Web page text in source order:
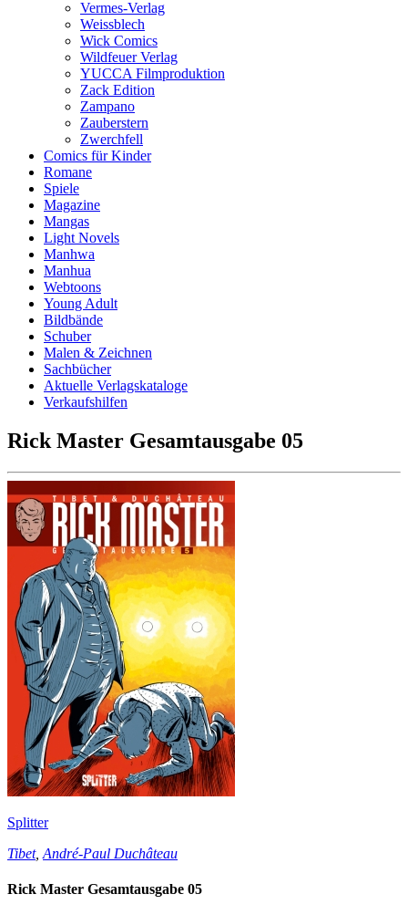
Vermes-Verlag
Weissblech
Wick Comics
Wildfeuer Verlag
YUCCA Filmproduktion
Zack Edition
Zampano
Zauberstern
Zwerchfell
Comics für Kinder
Romane
Spiele
Magazine
Mangas
Light Novels
Manhwa
Manhua
Webtoons
Young Adult
Bildbände
Schuber
Malen & Zeichnen
Sachbücher
Aktuelle Verlagskataloge
Verkaufshilfen
Rick Master Gesamtausgabe 05
Splitter
Tibet, André-Paul Duchâteau
Rick Master Gesamtausgabe 05